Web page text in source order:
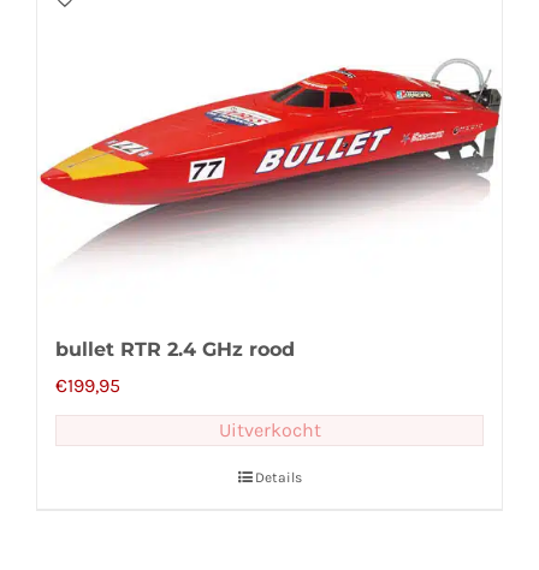
bullet RTR 2.4 GHz rood
€199,95
Uitverkocht
Details